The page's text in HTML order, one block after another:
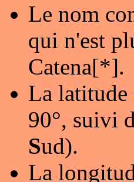
Le nom
qui n'est
Catena[*].
La latitude
90°, suivi
Sud).
La